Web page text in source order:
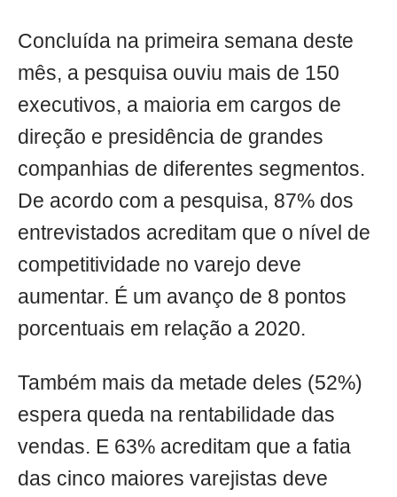
Concluída na primeira semana deste
mês, a pesquisa ouviu mais de 150
executivos, a maioria em cargos de
direção e presidência de grandes
companhias de diferentes segmentos.
De acordo com a pesquisa, 87% dos
entrevistados acreditam que o nível de
competitividade no varejo deve
aumentar. É um avanço de 8 pontos
porcentuais em relação a 2020.
Também mais da metade deles (52%)
espera queda na rentabilidade das
vendas. E 63% acreditam que a fatia
das cinco maiores varejistas deve